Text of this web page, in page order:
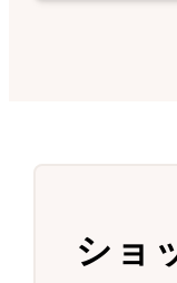
ショ